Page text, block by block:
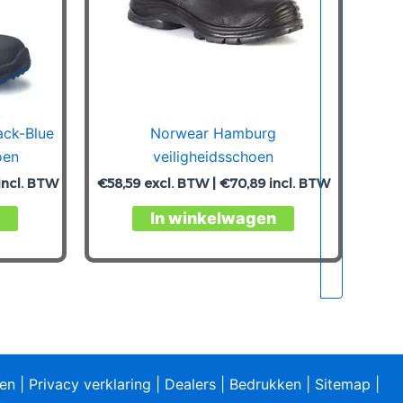
Blue
BTW
Dit
product
heeft
optie
kan
gekozen
Norwear Hamburg
veiligheidsschoen
€58,59excl. BTW | €70,89incl. BTW
In winkelwagen
Dit
product
heeft
variaties.
optie
kan
gekozen
Privacy verklaring Dealers Bedrukken Sitemap